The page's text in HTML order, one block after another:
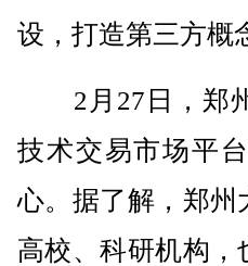
设，打造第三方概
2月27日，郑州
技术交易市场平
心。据了解，郑州
高校、科研机构